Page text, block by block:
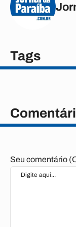
Tags
Seu comentário